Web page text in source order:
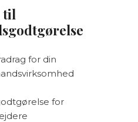
til
for din
for